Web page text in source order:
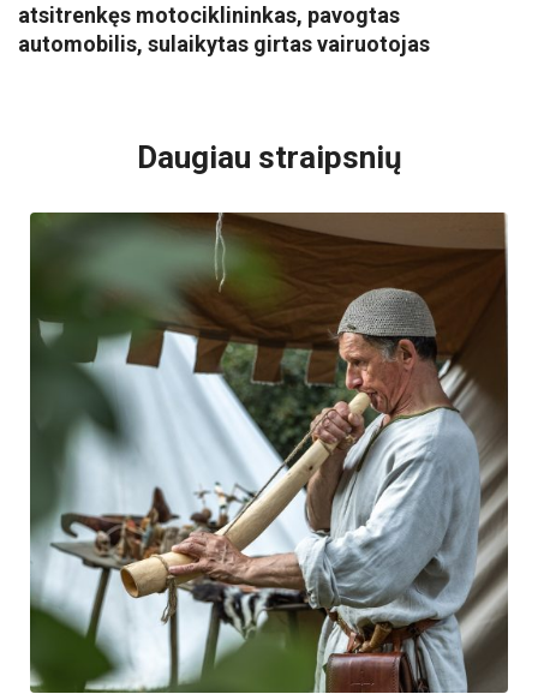
atsitrenkęs motociklininkas, pavogtas
automobilis, sulaikytas girtas vairuotojas
Daugiau straipsnių